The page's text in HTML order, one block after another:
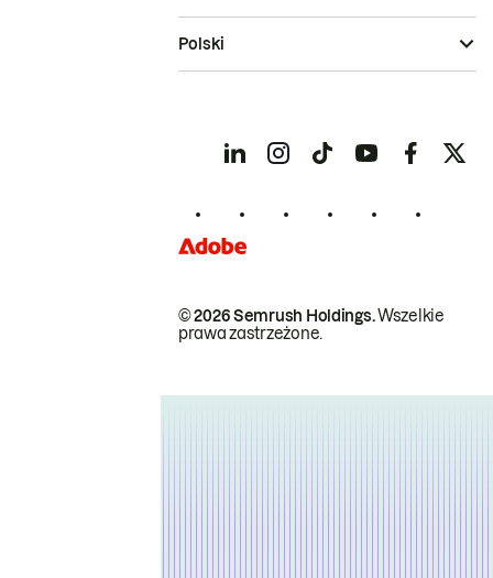
© 2026 Semrush Holdings.Wszelkie
prawa zastrzeżone.
Polski